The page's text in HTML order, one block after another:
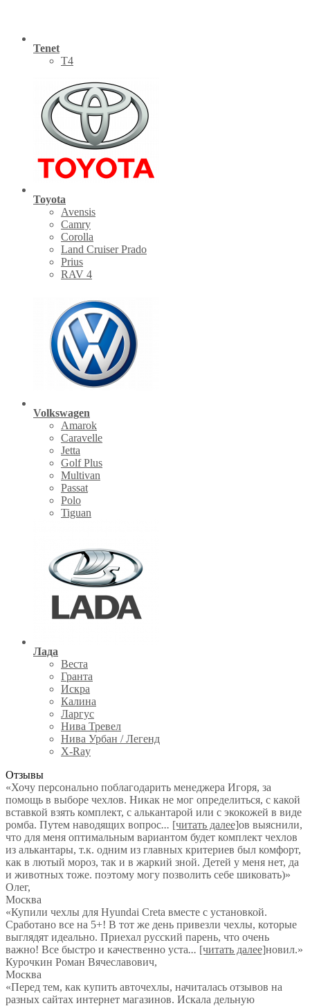
Tenet
Т4
Toyota
Avensis
Camry
Corolla
Land Cruiser Prado
Prius
RAV 4
Volkswagen
Amarok
Caravelle
Jetta
Golf Plus
Multivan
Passat
Polo
Tiguan
Лада
Веста
Гранта
Искра
Калина
Ларгус
Нива Тревел
Нива Урбан / Легенд
X-Ray
Отзывы
«Хочу персонально поблагодарить менеджера Игоря, за
помощь в выборе чехлов. Никак не мог определиться, с какой
вставкой взять комплект, с алькантарой или с экокожей в виде
ромба. Путем наводящих вопрос... [читать далее]ов выяснили,
что для меня оптимальным вариантом будет комплект чехлов
из алькантары, т.к. одним из главных критериев был комфорт,
как в лютый мороз, так и в жаркий зной. Детей у меня нет, да
и животных тоже. поэтому могу позволить себе шиковать)»
Олег,
Москва
«Купили чехлы для Hyundai Creta вместе с установкой.
Сработано все на 5+! В тот же день привезли чехлы, которые
выглядят идеально. Приехал русский парень, что очень
важно! Все быстро и качественно уста... [читать далее]новил.»
Курочкин Роман Вячеславович,
Москва
«Перед тем, как купить авточехлы, начиталась отзывов на
разных сайтах интернет магазинов. Искала дельную